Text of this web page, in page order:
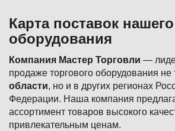
Карта поставок нашего
оборудования
Компания Мастер Торговли —
продаже торгового оборудования не
области, но и в других регионах
Федерации. Наша компания
ассортимент товаров высокого
привлекательным ценам.